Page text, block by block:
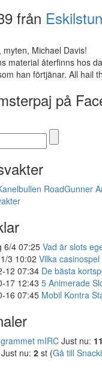
från
myten, Michael Davis!
material återfinns hos
han förtjänar. All hail
på
RoadGunner
6/4 07:25 Vad är slots
3 10:02 Vilka casinospel
12 07:34 De bästa
17 12:43 5 Animerade
16 07:45 Mobil Kontra
mIRC Just nu:
Just nu: 2 st (Gå till